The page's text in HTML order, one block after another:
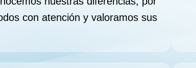
con atención y valoramos sus